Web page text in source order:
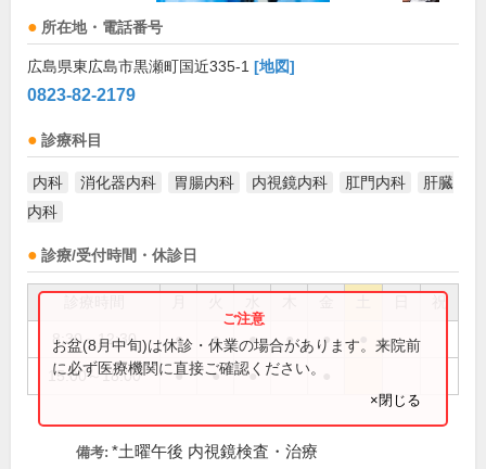
所在地・電話番号
広島県東広島市黒瀬町国近335-1 [地図]
0823-82-2179
診療科目
内科 消化器内科 胃腸内科 内視鏡内科 肛門内科
肝臓
内科
診療/受付時間・休診日
8:30～12:30 ● ● ● ● ●
15:00～18:00 ● ● ●
お盆(8月中旬)は休診・休業の場合があります。来院前
に必ず医療機関に直接ご確認ください。
×閉じる
備考: *土曜午後 内視鏡検査・治療